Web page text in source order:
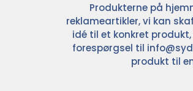
Produkterne på
reklameartikler, vi kan
idé til et konkret
forespørgsel til
produkt til